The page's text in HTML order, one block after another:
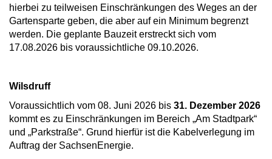
hierbei zu teilweisen Einschränkungen des Weges an der
Gartensparte geben, die aber auf ein Minimum begrenzt
werden. Die geplante Bauzeit erstreckt sich vom
17.08.2026 bis voraussichtliche 09.10.2026.
Wilsdruff
Voraussichtlich vom 08. Juni 2026 bis 31. Dezember 2026
kommt es zu Einschränkungen im Bereich „Am Stadtpark“
und „Parkstraße“. Grund hierfür ist die Kabelverlegung im
Auftrag der SachsenEnergie.